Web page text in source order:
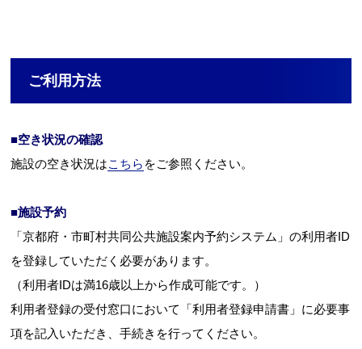
ご利用方法
■空き状況の確認
施設の空き状況はこちら をご参照ください。
■施設予約
「京都府・市町村共同公共施設案内予約システム」の利用者ID
を登録していただく必要があります。
（利用者IDは満16歳以上から作成可能です。）
利用者登録の受付窓口において「利用者登録申請書」に必要事
項を記入いただき、手続きを行ってください。